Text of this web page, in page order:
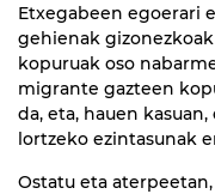
Etxegabeen egoerari
gehienak
kopuruak oso
migrante gazteen
da, eta, hauen
lortzeko ezintasunak
Ostatu eta